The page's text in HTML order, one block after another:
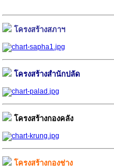
โครงสร้างสภาฯ
โครงสร้างสำนักปลัด
โครงสร้างกองคลัง
โครงสร้างกองช่าง